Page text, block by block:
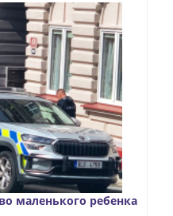
маленького ребенка